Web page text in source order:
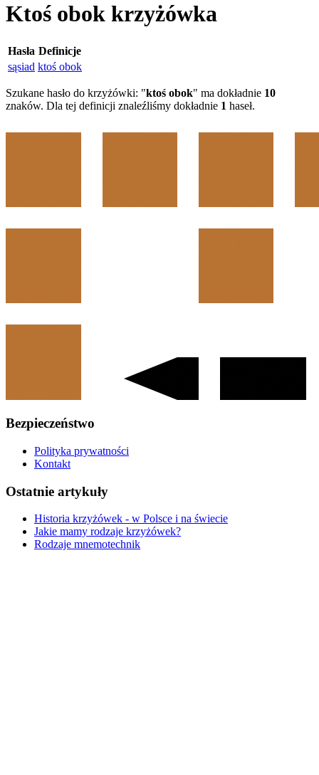
Ktoś obok krzyżówka
Hasła Definicje
sąsiad ktoś obok
Szukane hasło do krzyżówki: "ktoś obok" ma dokładnie 10
znaków. Dla tej definicji znaleźliśmy dokładnie 1 haseł.
Bezpieczeństwo
Polityka prywatności
Kontakt
Ostatnie artykuły
Historia krzyżówek - w Polsce i na świecie
Jakie mamy rodzaje krzyżówek?
Rodzaje mnemotechnik